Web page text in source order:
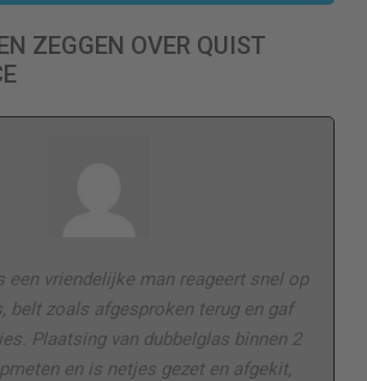
ZEGGEN OVER QUIST
een vriendelijke man reageert snel op
belt zoals afgesproken terug en gaf
Plaatsing van dubbelglas binnen 2
en is netjes gezet en afgekit,